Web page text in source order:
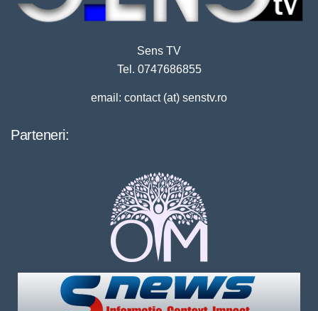
Sens TV
Tel. 0747686855
email: contact (at) senstv.ro
Parteneri: